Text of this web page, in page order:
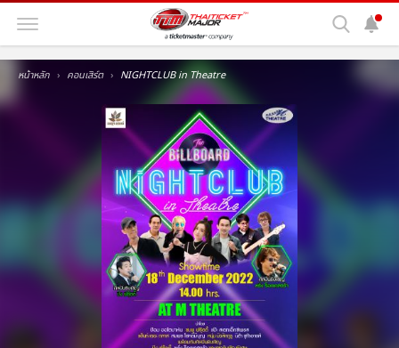
หน้าหลัก คอนเสิร์ต NIGHTCLUB in Theatre